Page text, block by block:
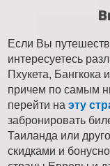
Если Вы
интересуетесь
Пхукета, Бангкока
причем по самым
перейти на эту
забронировать
Таиланда или
скидками и